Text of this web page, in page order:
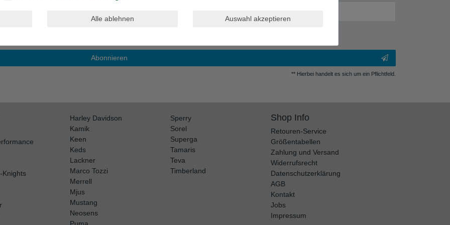
Abonnieren
** Hierbei handelt es sich um ein Pflichtfeld.
Knights
Harley Davidson
Kamik
Keen
Keds
Lackner
Marco Tozzi
Merrell
Mjus
Mustang
Neosens
Puma
Sperry
Sorel
Superga
Tamaris
Teva
Timberland
Shop Info
Retouren-Service
Größentabellen
Zahlung und Versand
Widerrufsrecht
Datenschutzerklärung
AGB
Kontakt
Jobs
Impressum
Alle ablehnen Auswahl akzeptieren